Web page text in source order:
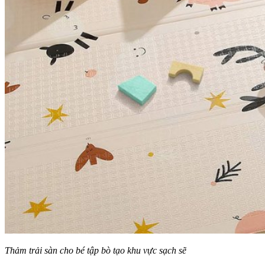
Thảm trải sàn cho bé tập bò tạo khu vực sạch sẽ